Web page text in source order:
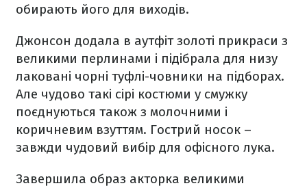
обирають його для виходів.
Джонсон додала в аутфіт золоті прикраси з
великими перлинами і підібрала для низу
лаковані чорні туфлі-човники на підборах.
Але чудово такі сірі костюми у смужку
поєднуються також з молочними і
коричневим взуттям. Гострий носок –
завжди чудовий вибір для офісного лука.
Завершила образ акторка великими